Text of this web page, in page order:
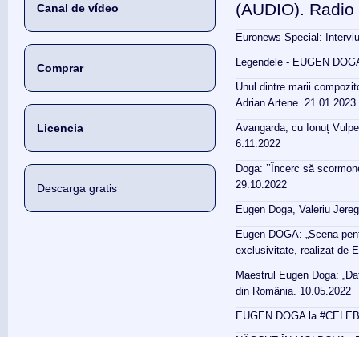
Canal de vídeo
Comprar
Licencia
Descarga gratis
(AUDIO).
Euronews Special:
Legendele - EUGEN
Unul dintre marii
Adrian Artene. 21.01.2023
Avangarda, cu Ionuț
6.11.2022
Doga: ’’Încerc să
29.10.2022
Eugen Doga, Valeriu
Eugen DOGA: „Scena
exclusivitate, realizat de
Maestrul Eugen Doga:
din România. 10.05.2022
EUGEN DOGA la